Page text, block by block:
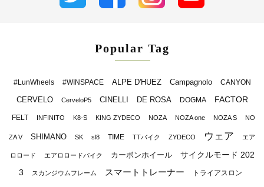
Popular Tag
#LunWheels #WINSPACE ALPE D'HUEZ Campagnolo CANYON
CERVELO CerveloP5 CINELLI DE ROSA DOGMA FACTOR
FELT INFINITO K8-S KING ZYDECO NOZA NOZA one NOZA S NO
ZA V SHIMANO SK sl8 TIME TTバイク ZYDECO ウェア エア
ロロード エアロロードバイク カーボンホイール
サイクルモード 202
3
スカンジウムフレーム スマートトレーナー トライアスロン